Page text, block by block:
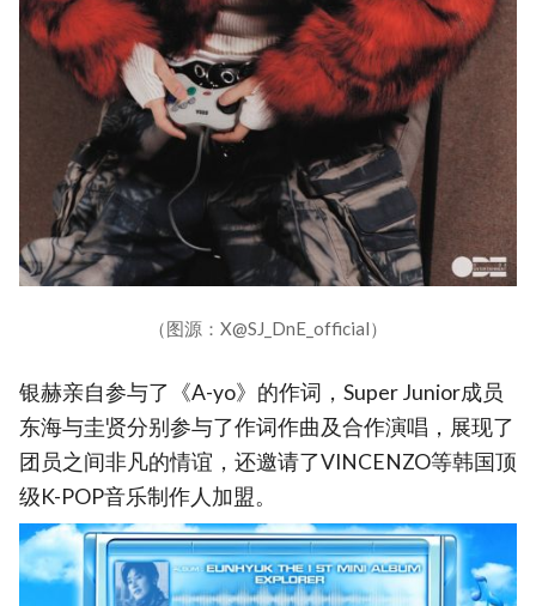
（图源：X@SJ_DnE_official）
银赫亲自参与了《A-yo》的作词，Super Junior成员
东海与圭贤分别参与了作词作曲及合作演唱，展现了
团员之间非凡的情谊，还邀请了VINCENZO等韩国顶
级K-POP音乐制作人加盟。